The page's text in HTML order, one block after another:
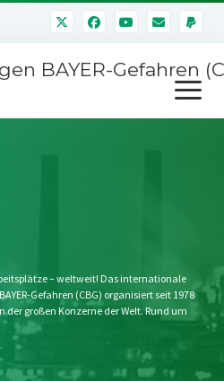
BAYER-Gefahren
Menü
öffnen
– weltweit! Das internationale
Gefahren (CBG) organisiert seit 1978
der großen Konzerne der Welt. Rund um